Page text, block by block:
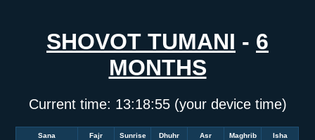
SHOVOT TUMANI - 6
MONTHS
Current time: 13:18:55(your device time)
Sana Fajr Sunrise Dhuhr Asr Maghrib Isha